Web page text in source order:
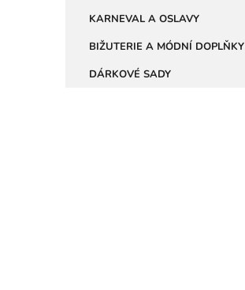
KARNEVAL A OSLAVY
BIŽUTERIE A MÓDNÍ DOPLŇKY
DÁRKOVÉ SADY